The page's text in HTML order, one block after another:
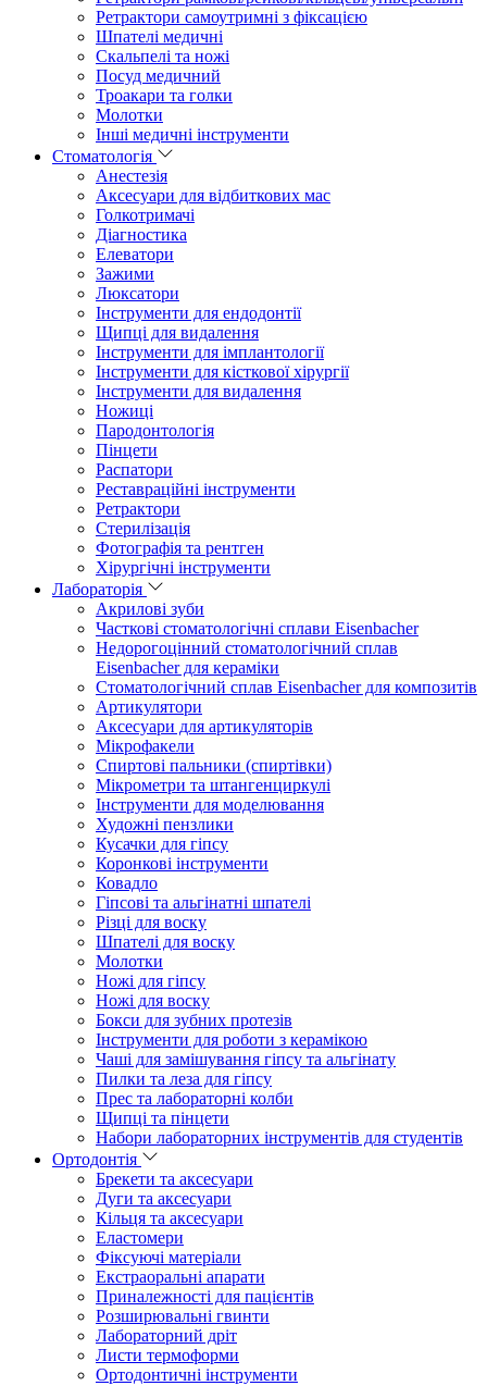
Ретрактори самоутримні з фіксацією
Шпателі медичні
Скальпелі та ножі
Посуд медичний
Троакари та голки
Молотки
Інші медичні інструменти
Стоматологія
Анестезія
Аксесуари для відбиткових мас
Голкотримачі
Діагностика
Елеватори
Зажими
Люксатори
Інструменти для ендодонтії
Щипці для видалення
Інструменти для імплантології
Інструменти для кісткової хірургії
Інструменти для видалення
Ножиці
Пародонтологія
Пінцети
Распатори
Реставраційні інструменти
Ретрактори
Стерилізація
Фотографія та рентген
Хірургічні інструменти
Лабораторія
Акрилові зуби
Часткові стоматологічні сплави Eisenbacher
Недорогоцінний стоматологічний сплав
Eisenbacher для кераміки
Стоматологічний сплав Eisenbacher для композитів
Артикулятори
Аксесуари для артикуляторів
Мікрофакели
Спиртові пальники (спиртівки)
Мікрометри та штангенциркулі
Інструменти для моделювання
Художні пензлики
Кусачки для гіпсу
Коронкові інструменти
Ковадло
Гіпсові та альгінатні шпателі
Різці для воску
Шпателі для воску
Молотки
Ножі для гіпсу
Ножі для воску
Бокси для зубних протезів
Інструменти для роботи з керамікою
Чаші для замішування гіпсу та альгінату
Пилки та леза для гіпсу
Прес та лабораторні колби
Щипці та пінцети
Набори лабораторних інструментів для студентів
Ортодонтія
Брекети та аксесуари
Дуги та аксесуари
Кільця та аксесуари
Еластомери
Фіксуючі матеріали
Екстраоральні апарати
Приналежності для пацієнтів
Розширювальні гвинти
Лабораторний дріт
Листи термоформи
Ортодонтичні інструменти